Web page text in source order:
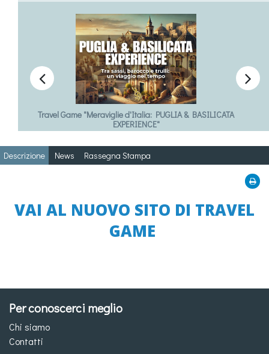
Travel Game "Meraviglie d'Italia: PUGLIA & BASILICATA
EXPERIENCE"
 
Descrizione News Rassegna Stampa
VAI AL NUOVO SITO DI TRAVEL
GAME
Per conoscerci meglio
Chi siamo
Contatti